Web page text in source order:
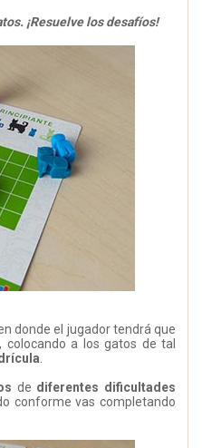
¡Resuelve los desafíos!
donde el jugador tendrá que
, colocando a los gatos de tal
.
de diferentes dificultades
conforme vas completando